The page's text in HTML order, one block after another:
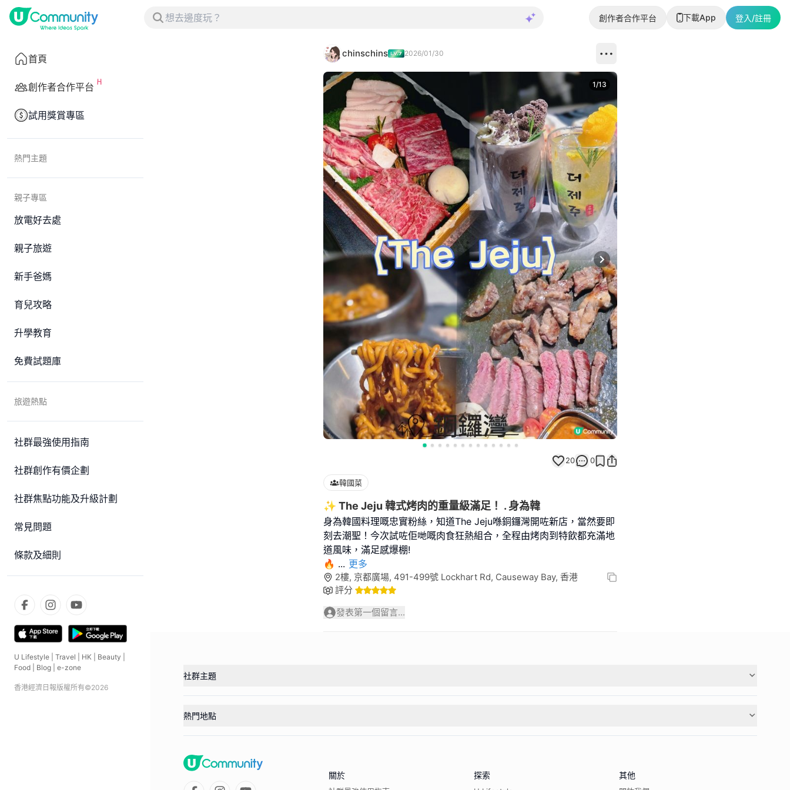
創作者合作平台 下載App 登入/註冊
首頁
創作者合作平台
試用獎賞專區
熱門主題
親子專區
放電好去處
親子旅遊
新手爸媽
育兒攻略
升學教育
免費試題庫
旅遊熱點
社群最強使用指南
社群創作有價企劃
社群焦點功能及升級計劃
常見問題
條款及細則
U Lifestyle Travel HK Beauty
Food
Blog e-zone
香港經濟日報版權所有©2026
chinschins 2026/01/30
Next slide
1/13
20 0
韓國菜
✨ The Jeju 韓式烤肉的重量級滿足！ . 身為韓
身為韓國料理嘅忠實粉絲，知道The Jeju喺銅鑼灣開咗新店，當然要即
刻去潮聖！今次試咗佢哋嘅肉食狂熱組合，全程由烤肉到特飲都充滿地
道風味，滿足感爆棚!
🔥 ... 更多
2樓, 京都廣場, 491-499號 Lockhart Rd, Causeway Bay, 香港
評分
發表第一個留言...
社群主題
熱門地點
關於 探索 其他